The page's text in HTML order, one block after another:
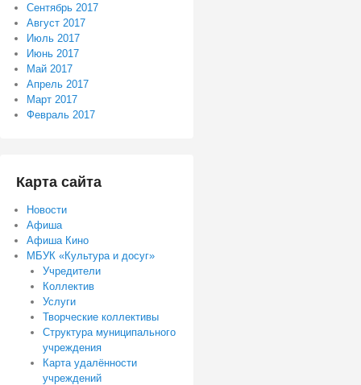
Сентябрь 2017
Август 2017
Июль 2017
Июнь 2017
Май 2017
Апрель 2017
Март 2017
Февраль 2017
Карта сайта
Новости
Афиша
Афиша Кино
МБУК «Культура и досуг»
Учредители
Коллектив
Услуги
Творческие коллективы
Структура муниципального
учреждения
Карта удалённости
учреждений